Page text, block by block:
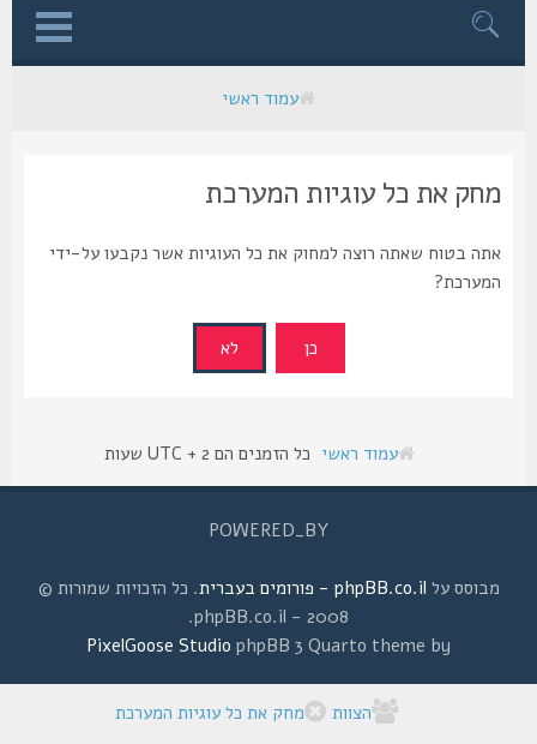
עמוד ראשי
מחק את כל עוגיות המערכת
אתה בטוח שאתה רוצה למחוק את כל העוגיות אשר נקבעו על-ידי
המערכת?
עמוד ראשי כל הזמנים הם UTC + 2 שעות
POWERED_BY
מבוסס עלphpBB.co.il - פורומים בעברית
. כל הזכויות שמורות ©
2008 - phpBB.co.il.
phpBB 3 Quarto theme by
PixelGoose Studio
הצוות מחק את כל עוגיות המערכת